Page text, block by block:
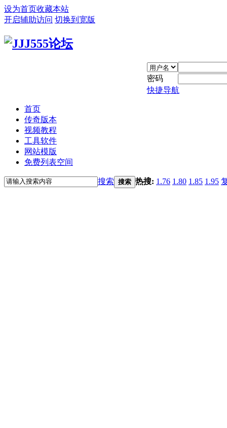
设为首页收藏本站
开启辅助访问 切换到宽版
密码
快捷导航
首页
传奇版本
视频教程
工具软件
网站模版
免费列表空间
搜索 搜索 热搜: 1.76 1.80 1.85 1.95